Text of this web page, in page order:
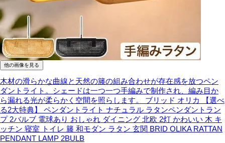
他の画像を見る
木材の滑らかな曲線と天然の籐の組み合わせが存在感を放つペン
ダントライト。シェードは一つ一つ手編みで制作され、編み目か
ら漏れる光が柔らかく空間を照らします。
ブリッド オリカ 【選べ
る2大特典】 ペンダントライト ナチュラル ラタンペンダントラン
プ 2バルブ 電球あり おしゃれ ダイニング 北欧 2灯 かわいい 木 キ
ッチン 寝室 トイレ 籐 和モダン ラタン 玄関 BRID OLIKA RATTAN
PENDANT LAMP 2BULB